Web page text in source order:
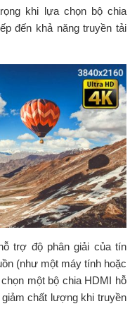
khi lựa chọn bộ chia
đến khả năng truyền tải
trợ độ phân giải của tín
(như một máy tính hoặc
một bộ chia HDMI hỗ
chất lượng khi truyền